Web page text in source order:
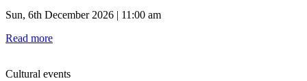
Sun, 6th December 2026 | 11:00 am
Read more
Cultural events